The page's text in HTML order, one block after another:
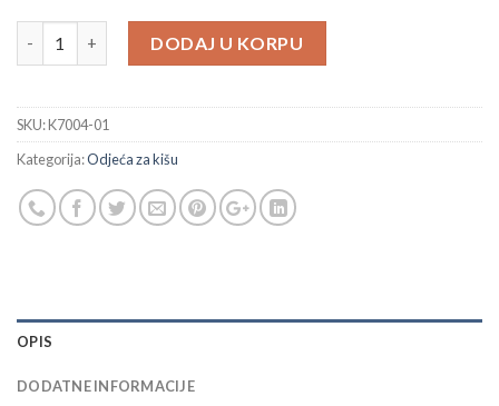
DODAJ U KORPU
SKU:K7004-01
Kategorija:Odjeća za kišu
OPIS
DODATNE INFORMACIJE